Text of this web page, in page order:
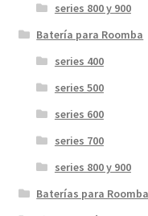
series 800 y 900
Batería para Roomba
series 400
series 500
series 600
series 700
series 800 y 900
Baterías para Roomba